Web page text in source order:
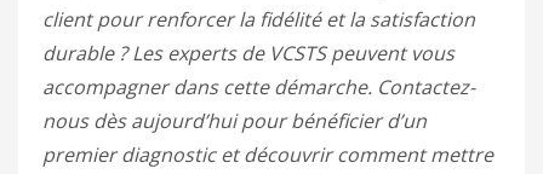
client pour renforcer la fidélité et la satisfaction
durable ? Les experts de VCSTS peuvent vous
accompagner dans cette démarche. Contactez-
nous dès aujourd’hui pour bénéficier d’un
premier diagnostic et découvrir comment mettre